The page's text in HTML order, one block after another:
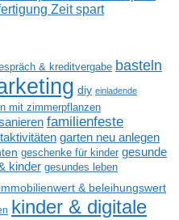
Zeit spart
& kreditvergabe basteln
diy einladende
mit zimmerpflanzen
familienfeste
garten neu anlegen
geschenke für kinder gesunde
kinder gesundes leben
immobilienwert & beleihungswert
kinder & digitale